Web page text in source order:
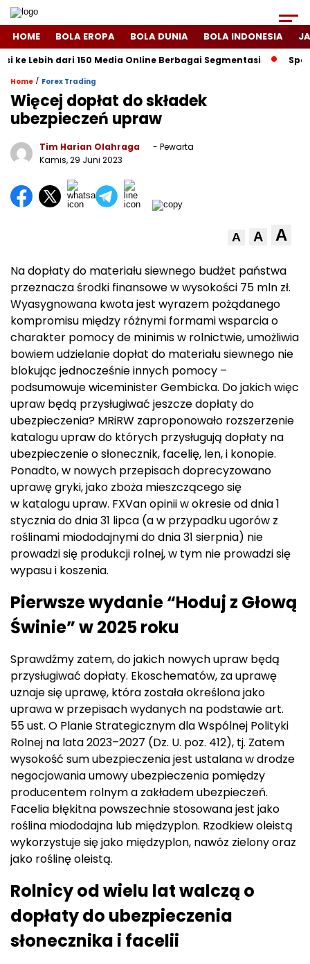
HOME BOLA EROPA BOLA DUNIA BOLA INDONESIA
dari 150 Media Online Berbagai Segmentasi
Home / Forex Trading
Więcej dopłat do składek
ubezpieczeń upraw
Tim Harian Olahraga
- Pewarta
Kamis, 29 Juni 2023
A A A
Na dopłaty do materiału siewnego budżet państwa
przeznacza środki finansowe w wysokości 75 mln zł.
Wyasygnowana kwota jest wyrazem pożądanego
kompromisu między różnymi formami wsparcia o
charakter pomocy de minimis w rolnictwie, umożliwia
bowiem udzielanie dopłat do materiału siewnego nie
blokując jednocześnie innych pomocy –
podsumowuje wiceminister Gembicka. Do jakich więc
upraw będą przysługiwać jeszcze dopłaty do
ubezpieczenia? MRiRW zaproponowało rozszerzenie
katalogu upraw do których przysługują dopłaty na
ubezpieczenie o słonecznik, facelię, len, i konopie.
Ponadto, w nowych przepisach doprecyzowano
uprawę gryki, jako zboża mieszczącego się
w katalogu upraw. FXVan opinii w okresie od dnia 1
stycznia do dnia 31 lipca (a w przypadku ugorów z
roślinami miododajnymi do dnia 31 sierpnia) nie
prowadzi się produkcji rolnej, w tym nie prowadzi się
wypasu i koszenia.
Pierwsze wydanie “Hoduj z Głową
Świnie” w 2025 roku
Sprawdźmy zatem, do jakich nowych upraw będą
przysługiwać dopłaty. Ekoschematów, za uprawę
uznaje się uprawę, która została określona jako
uprawa w przepisach wydanych na podstawie art.
55 ust. O Planie Strategicznym dla Wspólnej Polityki
Rolnej na lata 2023–2027 (Dz. U. poz. 412), tj. Zatem
wysokość sum ubezpieczenia jest ustalana w drodze
negocjowania umowy ubezpieczenia pomiędzy
producentem rolnym a zakładem ubezpieczeń.
Facelia błękitna powszechnie stosowana jest jako
roślina miododajna lub międzyplon. Rzodkiew oleistą
wykorzystuje się jako międzyplon, nawóz zielony oraz
jako roślinę oleistą.
Rolnicy od wielu lat walczą o
dopłaty do ubezpieczenia
słonecznika i facelii